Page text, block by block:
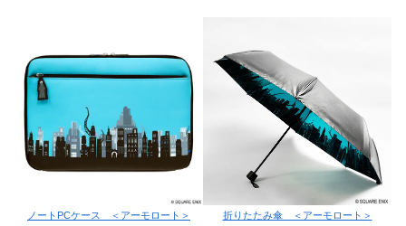
ノートPCケース ＜アーモロート＞ 折りたたみ傘 ＜アーモロート＞